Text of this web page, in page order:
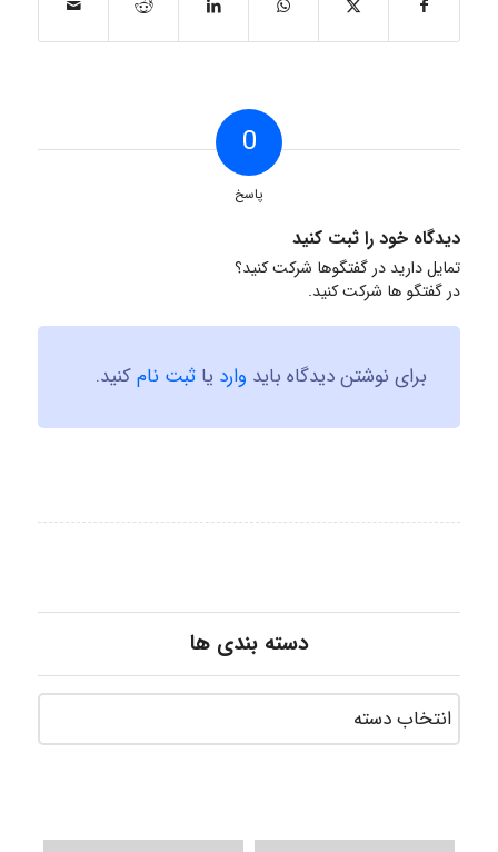
0
پاسخ
دیدگاه خود را ثبت کنید
تمایل دارید در گفتگوها شرکت کنید؟
در گفتگو ها شرکت کنید.
برای نوشتن دیدگاه باید وارد یا ثبت نامکنید.
دسته بندی ها